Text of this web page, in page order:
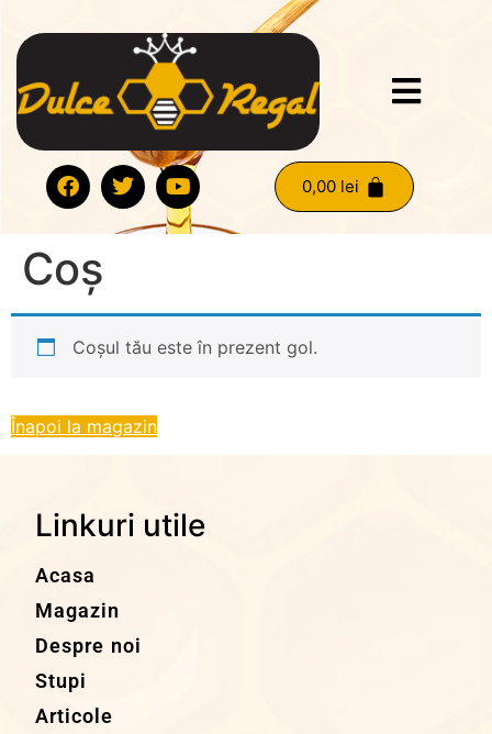
0,00 lei
Coș
Coșul tău este în prezent gol.
Înapoi la magazin
Linkuri utile
Acasa
Magazin
Despre noi
Stupi
Articole